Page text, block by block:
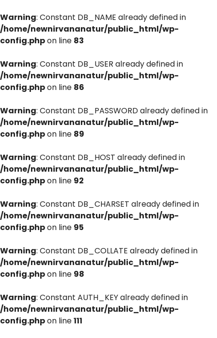
Warning: Constant DB_NAME already defined in
/home/newnirvananatur/public_html/wp-
config.phpon line 83
Warning: Constant DB_USER already defined in
/home/newnirvananatur/public_html/wp-
config.phpon line 86
Warning: Constant DB_PASSWORD already defined in
/home/newnirvananatur/public_html/wp-
config.phpon line 89
Warning: Constant DB_HOST already defined in
/home/newnirvananatur/public_html/wp-
config.phpon line 92
Warning: Constant DB_CHARSET already defined in
/home/newnirvananatur/public_html/wp-
config.phpon line 95
Warning: Constant DB_COLLATE already defined in
/home/newnirvananatur/public_html/wp-
config.phpon line 98
Warning: Constant AUTH_KEY already defined in
/home/newnirvananatur/public_html/wp-
config.phpon line111